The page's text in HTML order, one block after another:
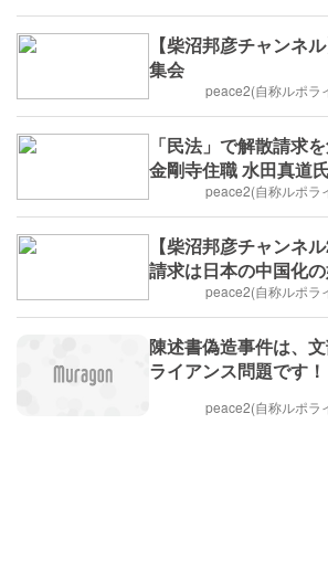
【柴沼邦彦チャンネ
集会
peace2(自称ルポラ
「民法」で解散請求
金剛寺住職 水田真道氏
peace2(自称ルポラ
【柴沼邦彦チャンネ
請求は日本の中国化
peace2(自称ルポラ
陳述書偽造事件は、
ライアンス問題です！
peace2(自称ルポラ